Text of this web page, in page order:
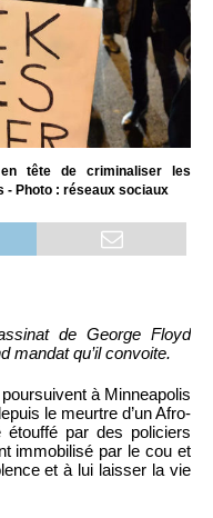
tête de criminaliser les
- Photo : réseaux sociaux
de George Floyd
mandat qu’il convoite.
à Minneapolis
le meurtre d’un Afro-
par des policiers
immobilisé par le cou et
et à lui laisser la vie